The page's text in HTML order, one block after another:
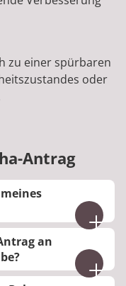
zu einer spürbaren
oder
Antrag
auf eine
notwendig
sollte also in
ein Reha-
an
welchen Sie